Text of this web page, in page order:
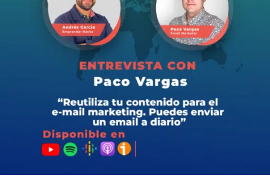
🎙 ¿Alguna vez te has preguntado qué se necesita
realmente para lanzar y mantener un podcast exitoso?